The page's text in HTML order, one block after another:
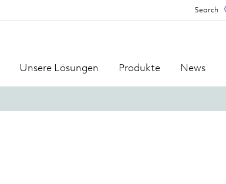
Search
Unsere Lösungen Produkte News